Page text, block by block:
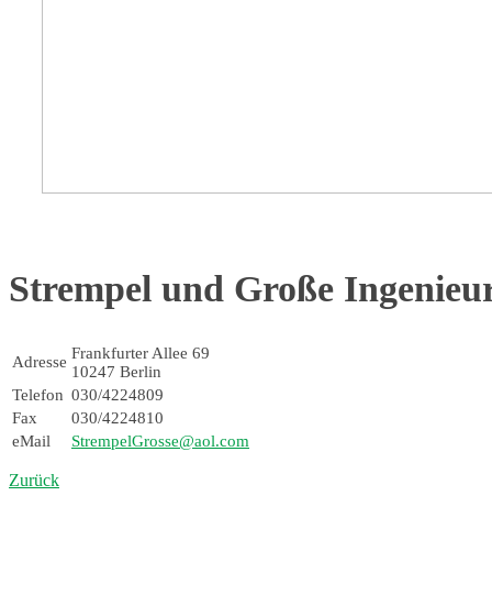
Strempel und Große
Adresse Frankfurter Allee 69
10247 Berlin
Telefon 030/4224809
Fax
030/4224810
eMail
StrempelGrosse@aol.com
Zurück